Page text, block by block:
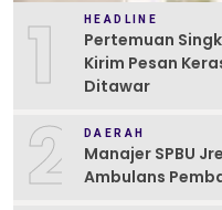
1 HEADLINE
Pertemuan
Kirim Pesan
Ditawar
2 DAERAH
Manajer SPBU
Ambulans